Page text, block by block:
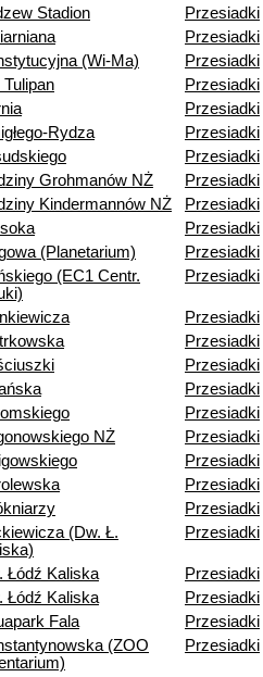
Stadion
Przesiadki
Przesiadki
(Wi-Ma)
Przesiadki
Przesiadki
Przesiadki
Rydza
Przesiadki
Przesiadki
Grohmanów NŻ
Przesiadki
Kindermannów NŻ
Przesiadki
Przesiadki
(Planetarium)
Przesiadki
(EC1 Centr.
Przesiadki
Przesiadki
Przesiadki
Przesiadki
Przesiadki
Przesiadki
NŻ
Przesiadki
Przesiadki
Przesiadki
Przesiadki
(Dw. Ł.
Przesiadki
Łódź Kaliska
Przesiadki
Łódź Kaliska
Przesiadki
Fala
Przesiadki
(ZOO
Przesiadki